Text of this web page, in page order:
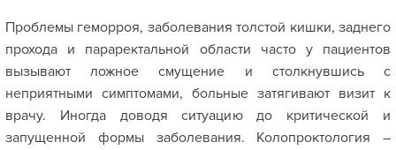
Проблемы геморроя, заболевания толстой кишки, заднего
прохода и параректальной области часто у пациентов
вызывают ложное смущение и столкнувшись с
неприятными симптомами, больные затягивают визит к
врачу. Иногда доводя ситуацию до критической и
запущенной формы заболевания. Колопроктология –